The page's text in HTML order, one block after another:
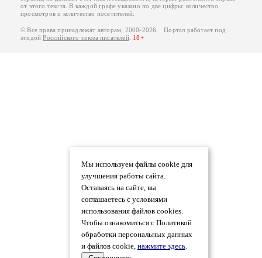
Мы используем файлы cookie для
улучшения работы сайта.
Оставаясь на сайте, вы
соглашаетесь с условиями
использования файлов cookies.
Чтобы ознакомиться с Политикой
обработки персональных данных
и файлов cookie, нажмите здесь.
от этого текста. В каждой графе указано по две цифры: количество
просмотров и количество посетителей.
© Все права принадлежат авторам, 2000-2026. Портал работает под
эгидойРоссийского союза писателей. 18+